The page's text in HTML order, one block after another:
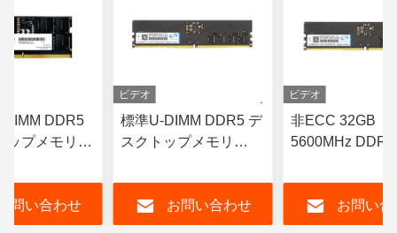
DIMM DDR5
ップメモリ
問い合わせ
ビデオ
標準U-DIMM DDR5 デ
スクトップメモリ
RAM 非ECC
お問い合わせ
ビデオ
非ECC 32GB
5600MHz
デクトップコン
タ用
お問い合